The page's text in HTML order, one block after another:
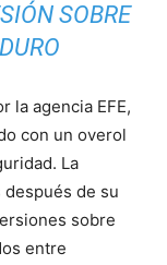
SOBRE
la agencia EFE,
con un overol
La
de su
sobre
entre